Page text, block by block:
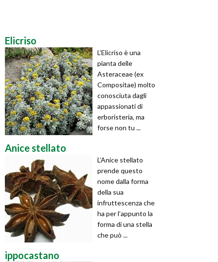
Elicriso
L’Elicriso è una
pianta delle
Asteraceae (ex
Compositae) molto
conosciuta dagli
appassionati di
erboristeria, ma
forse non tu ...
Anice stellato
L’Anice stellato
prende questo
nome dalla forma
della sua
infruttescenza che
ha per l’appunto la
forma di una stella
che può ...
ippocastano